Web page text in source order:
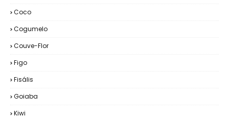
Coco
Cogumelo
Couve-Flor
Figo
Fisális
Goiaba
Kiwi